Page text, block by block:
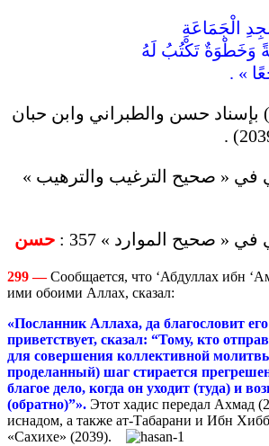
الْجَمَاعَةِ
وَخَطْوَةٌ تَكْتُبُ لَهُ
» .
رواه أحمد (2/172) بإسناد حسن والطبراني وابن حبان
في « صحيح الترغيب والترهيب »
« صحيح الموارد » 357 : حسن
299 —Сообщается, что ‘Абдуллах ибн
ими обоими Аллах, сказал:
«Посланник Аллаха, да благословит
приветствует, сказал: “Тому, кто
для совершения коллективной
проделанный) шаг стирается
благое дело, когда он уходит (туда) и
(обратно)”». Этот хадис передал Ахмад
иснадом, а также ат-Табарани и Ибн
«Сахихе» (2039).